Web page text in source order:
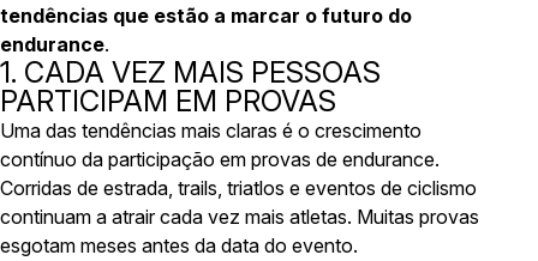
tendências que estão a marcar o futuro do
endurance.
1. CADA VEZ MAIS PESSOAS
PARTICIPAM EM PROVAS
Uma das tendências mais claras é o crescimento
contínuo da participação em provas de endurance.
Corridas de estrada, trails, triatlos e eventos de ciclismo
continuam a atrair cada vez mais atletas. Muitas provas
esgotam meses antes da data do evento.